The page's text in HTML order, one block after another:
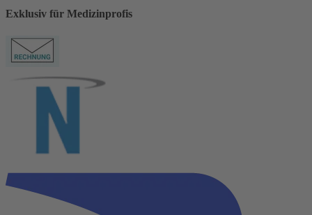
Exklusiv für Medizinprofis